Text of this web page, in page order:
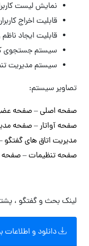
نمایش لیست
قابلیت اخراج
قابلیت ایجاد
سیستم جستجوی
سیستم مدیریت
تصاویر سیستم:
صفحه اصلی–صفحه
صفحه آواتار–صفحه
مدیریت اتاق های گفتگو
صفحه تنظیمات–صفحه
لینک بحث و گفتگو ،
دانلود و اطلاعات